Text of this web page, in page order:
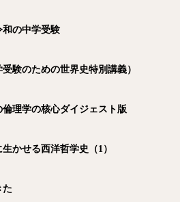
の中学受験
験のための世界史特別講義）
倫理学の核心ダイジェスト版
かせる西洋哲学史（1）
た